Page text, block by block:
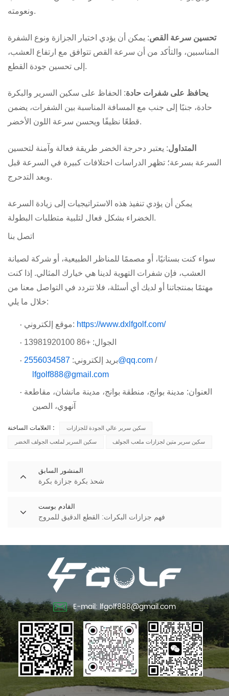
ونعومته.
تحسين سرعة القص: يمكن أن يؤدي اختيار الجزازة ونوع الشفرة
المناسبين، والتأكد من أن سرعة القص تتوافق مع ارتفاع العشب،
إلى تحسين جودة القطع.
يحافظ على شفرات حادة: الحفاظ على سكين السرير والبكرة
حادة، جنبًا إلى جنب مع المسافة المناسبة بين الشفرات، يضمن
قطعًا نظيفًا ويحسن سرعة اللون الأخضر.
المتداول: يعتبر دحرجة الخضر طريقة فعالة وآمنة لتحسين
السرعة بسرعة؛ تظهر الدراسات اختلافات كبيرة في السرعة قبل
وبعد التدحرج.
يمكن أن يؤدي تنفيذ هذه الاستراتيجيات إلى زيادة السرعة
الخضراء بشكل فعال لتلبية متطلبات البطولة.
اتصل بنا
سواء كنت بستانيًا، أو مصممًا للمناظر الطبيعية، أو شركة لصيانة
العشب، فإن شفرات التهوية لدينا هي خيارك المثالي. إذا كنت
مهتمًا بمنتجاتنا أو لديك أي أسئلة، فلا تتردد في التواصل معنا من
خلال ما يلي:
· موقع إلكتروني: https://www.dxlfgolf.com/
· الجوال: +86 13981920100
· بريد إلكتروني:2556034587@qq.com /
lfgolf888@gmail.com
· العنوان: مدينة بوانج، منطقة بوانج، مدينة مانشان، مقاطعة
آنهوي، الصين
العلامات الساخنة :
سكين سرير عالي الجودة للجزازات
سكين السرير لملعب الجولف الخضر
سكين سرير متين لجزازات ملعب الجولف
المنشور السابق
شحذ بكرة جزازة بكرة
القادم بوست
فهم جزازات البكرات: القطع الدقيق للمروج
E-mail: lfgolf888@gmail.com